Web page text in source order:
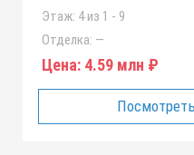
Этаж: 4 из 1 - 9
Отделка: —
Цена: 4.59 млн ₽